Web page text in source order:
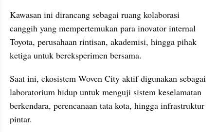
Kawasan ini dirancang sebagai ruang kolaborasi
canggih yang mempertemukan para inovator internal
Toyota, perusahaan rintisan, akademisi, hingga pihak
ketiga untuk bereksperimen bersama.
Saat ini, ekosistem Woven City aktif digunakan sebagai
laboratorium hidup untuk menguji sistem keselamatan
berkendara, perencanaan tata kota, hingga infrastruktur
pintar.